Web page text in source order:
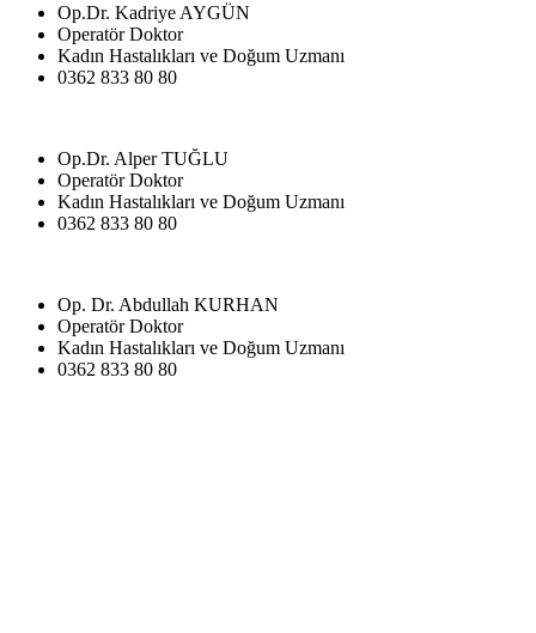
Op.Dr. Kadriye AYGÜN
Operatör Doktor
Kadın Hastalıkları ve Doğum Uzmanı
0362 833 80 80
Op.Dr. Alper TUĞLU
Operatör Doktor
Kadın Hastalıkları ve Doğum Uzmanı
0362 833 80 80
Op. Dr. Abdullah KURHAN
Operatör Doktor
Kadın Hastalıkları ve Doğum Uzmanı
0362 833 80 80